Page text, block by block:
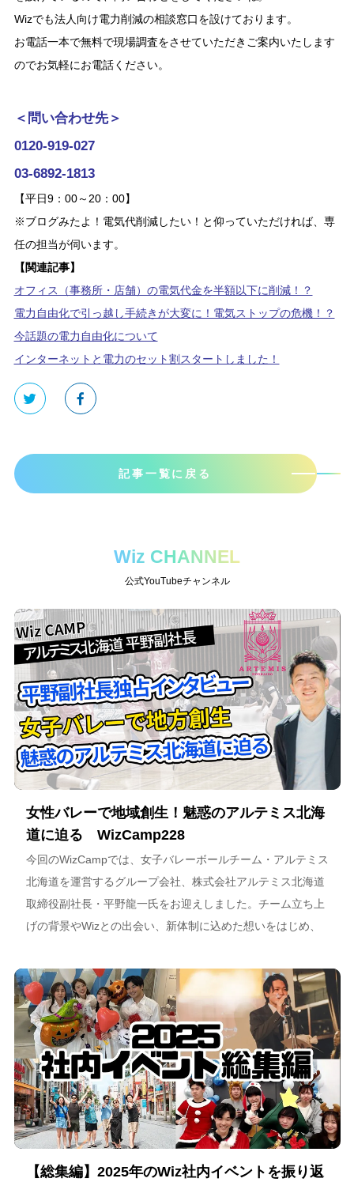
Wizでも法人向け電力削減の相談窓口を設けております。
お電話一本で無料で現場調査をさせていただきご案内いたします
のでお気軽にお電話ください。
＜問い合わせ先＞
0120-919-027
03-6892-1813
【平日9：00～20：00】
※ブログみたよ！電気代削減したい！と仰っていただければ、専
任の担当が伺います。
【関連記事】
オフィス（事務所・店舗）の電気代金を半額以下に削減！？
電力自由化で引っ越し手続きが大変に！電気ストップの危機！？
今話題の電力自由化について
インターネットと電力のセット割スタートしました！
記事一覧に戻る
Wiz CHANNEL
公式YouTubeチャンネル
女性バレーで地域創生！魅惑のアルテミス北海
道に迫る WizCamp228
今回のWizCampでは、女子バレーボールチーム・アルテミス
北海道を運営するグループ会社、株式会社アルテミス北海道
取締役副社長・平野龍一氏をお迎えしました。チーム立ち上
げの背景やWizとの出会い、新体制に込めた想いをはじめ、
海道が描く今後のビジョンについて語っています。
【総集編】2025年のWiz社内イベントを振り返